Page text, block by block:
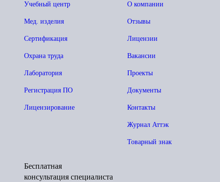
О компании
Отзывы
Лицензии
Вакансии
Проекты
Документы
Контакты
Журнал Аттэк
Товарный знак
Учебный центр
Мед. изделия
Сертификация
Охрана труда
Лаборатория
Регистрация ПО
Лицензирование
Бесплатная
консультация специалиста